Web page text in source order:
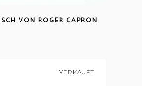
VON ROGER CAPRON
VERKAUFT